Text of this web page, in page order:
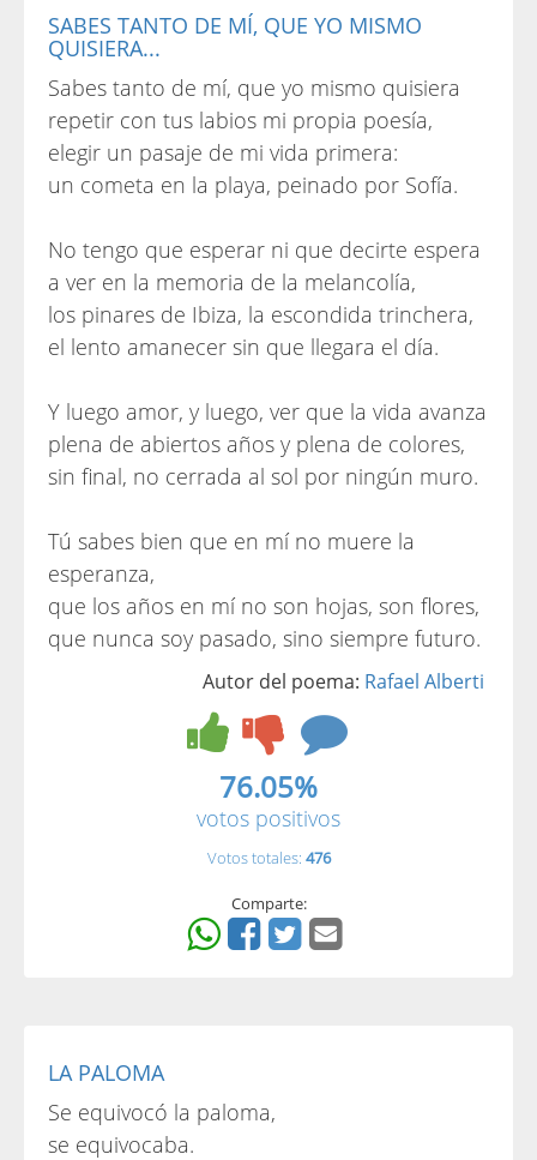
SABES TANTO DE MÍ, QUE YO MISMO
QUISIERA...
Sabes tanto de mí, que yo mismo quisiera
repetir con tus labios mi propia poesía,
elegir un pasaje de mi vida primera:
un cometa en la playa, peinado por Sofía.
No tengo que esperar ni que decirte espera
a ver en la memoria de la melancolía,
los pinares de Ibiza, la escondida trinchera,
el lento amanecer sin que llegara el día.
Y luego amor, y luego, ver que la vida avanza
plena de abiertos años y plena de colores,
sin final, no cerrada al sol por ningún muro.
Tú sabes bien que en mí no muere la
esperanza,
que los años en mí no son hojas, son flores,
que nunca soy pasado, sino siempre futuro.
Autor del poema: Rafael Alberti
76.05%
votos positivos
Votos totales: 476
Comparte:
LA PALOMA
Se equivocó la paloma,
se equivocaba.